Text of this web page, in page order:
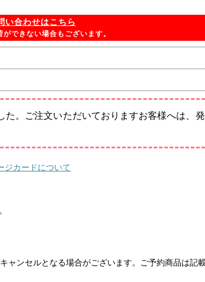
い合わせはこちら
できない場合もございます。
。ご注文いただいておりますお客様へは、
ンセルとなる場合がございます。ご予約商品は記